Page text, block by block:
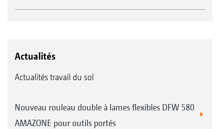
Actualités
Actualités travail du sol
Nouveau rouleau double à lames flexibles DFW 580
AMAZONE pour outils portés